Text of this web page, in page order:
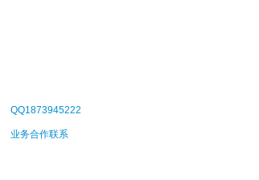
QQ1873945222
业务合作联系